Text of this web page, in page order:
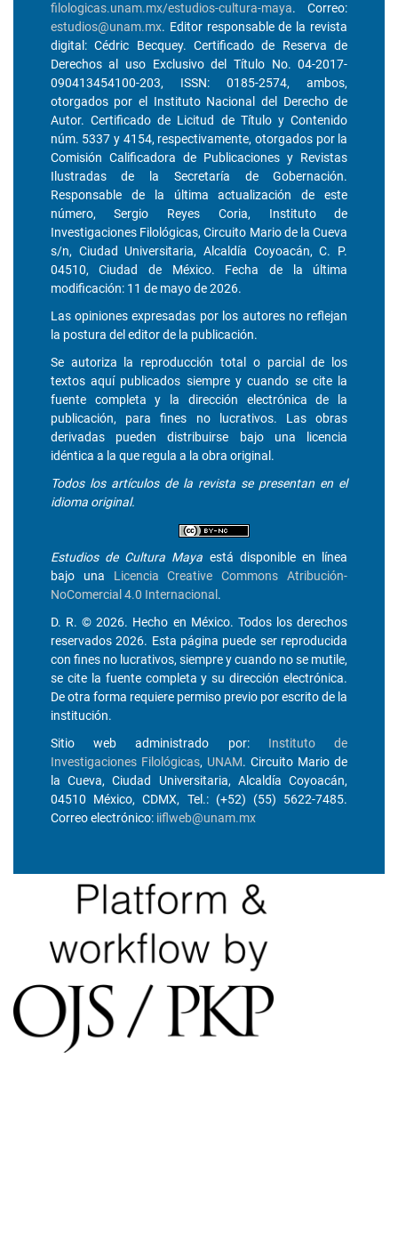
filologicas.unam.mx/estudios-cultura-maya. Correo:
estudios@unam.mx. Editor responsable de la revista
digital: Cédric Becquey. Certificado de Reserva de
Derechos al uso Exclusivo del Título No. 04-2017-
090413454100-203, ISSN: 0185-2574, ambos,
otorgados por el Instituto Nacional del Derecho de
Autor. Certificado de Licitud de Título y Contenido
núm. 5337 y 4154, respectivamente, otorgados por la
Comisión Calificadora de Publicaciones y Revistas
Ilustradas de la Secretaría de Gobernación.
Responsable de la última actualización de este
número, Sergio Reyes Coria, Instituto de
Investigaciones Filológicas, Circuito Mario de la Cueva
s/n, Ciudad Universitaria, Alcaldía Coyoacán, C. P.
04510, Ciudad de México. Fecha de la última
modificación: 11 de mayo de 2026.
Las opiniones expresadas por los autores no reflejan
la postura del editor de la publicación.
Se autoriza la reproducción total o parcial de los
textos aquí publicados siempre y cuando se cite la
fuente completa y la dirección electrónica de la
publicación, para fines no lucrativos. Las obras
derivadas pueden distribuirse bajo una licencia
idéntica a la que regula a la obra original.
Todos los artículos de la revista se presentan en el
idioma original.
Estudios de Cultura Maya está disponible en línea
bajo una Licencia Creative Commons Atribución-
NoComercial 4.0 Internacional .
D. R. © 2026. Hecho en México. Todos los derechos
reservados 2026. Esta página puede ser reproducida
con fines no lucrativos, siempre y cuando no se mutile,
se cite la fuente completa y su dirección electrónica.
De otra forma requiere permiso previo por escrito de la
institución.
Sitio web administrado por: Instituto de
Investigaciones Filológicas, UNAM. Circuito Mario de
la Cueva, Ciudad Universitaria, Alcaldía Coyoacán,
04510 México, CDMX, Tel.: (+52) (55) 5622-7485.
Correo electrónico: iiflweb@unam.mx